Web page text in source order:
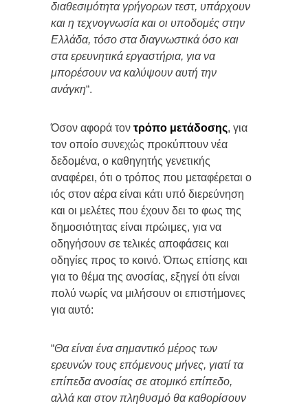
διαθεσιμότητα γρήγορων τεστ, υπάρχουν
και η τεχνογνωσία και οι υποδομές στην
Ελλάδα, τόσο στα διαγνωστικά όσο και
στα ερευνητικά εργαστήρια, για να
μπορέσουν να καλύψουν αυτή την
ανάγκη“.
Όσον αφορά τον τρόπο μετάδοσης, για
τον οποίο συνεχώς προκύπτουν νέα
δεδομένα, ο καθηγητής γενετικής
αναφέρει, ότι ο τρόπος που μεταφέρεται ο
ιός στον αέρα είναι κάτι υπό διερεύνηση
και οι μελέτες που έχουν δει το φως της
δημοσιότητας είναι πρώιμες, για να
οδηγήσουν σε τελικές αποφάσεις και
οδηγίες προς το κοινό. Όπως επίσης και
για το θέμα της ανοσίας, εξηγεί ότι είναι
πολύ νωρίς να μιλήσουν οι επιστήμονες
για αυτό:
“Θα είναι ένα σημαντικό μέρος των
ερευνών τους επόμενους μήνες, γιατί τα
επίπεδα ανοσίας σε ατομικό επίπεδο,
αλλά και στον πληθυσμό θα καθορίσουν